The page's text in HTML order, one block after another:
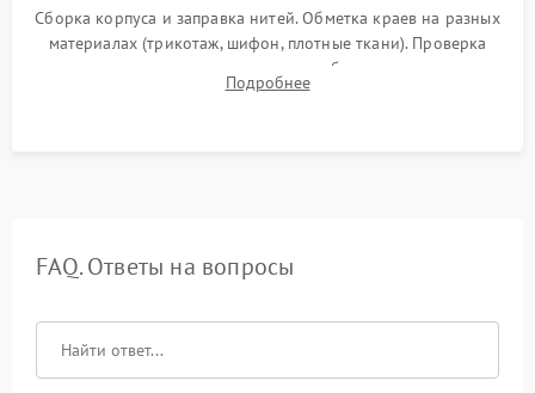
Сборка корпуса и заправка нитей. Обметка краев на разных
материалах (трикотаж, шифон, плотные ткани). Проверка
ровности среза, эластичности шва, работы ролевого шва и
отсутствия стягивания или волнистости ткани.
Подробнее
FAQ. Ответы на вопросы